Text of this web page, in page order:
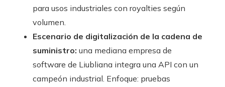
para usos industriales con royalties según
volumen.
Escenario de digitalización de la cadena de
suministro: una mediana empresa de
software de Liubliana integra una API con un
campeón industrial. Enfoque: pruebas